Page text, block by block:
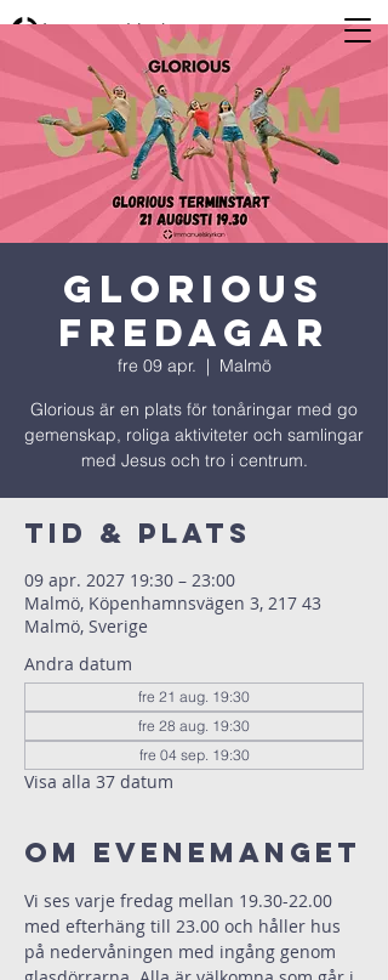
Glorious
Fredagar
fre 09 apr.
  |
Malmö
Glorious är en plats för tonåringar med go
gemenskap, roliga aktiviteter och samlingar
med Jesus och tro i centrum.
Tid & Plats
09 apr. 2027 19:30 – 23:00
Malmö, Köpenhamnsvägen 3, 217 43
Malmö, Sverige
Andra datum
fre 21 aug. 19:30
fre 28 aug. 19:30
fre 04 sep. 19:30
Visa alla 37 datum
Om evenemanget
Vi ses varje fredag mellan 19.30-22.00
med efterhäng till 23.00 och håller hus
på nedervåningen med ingång genom